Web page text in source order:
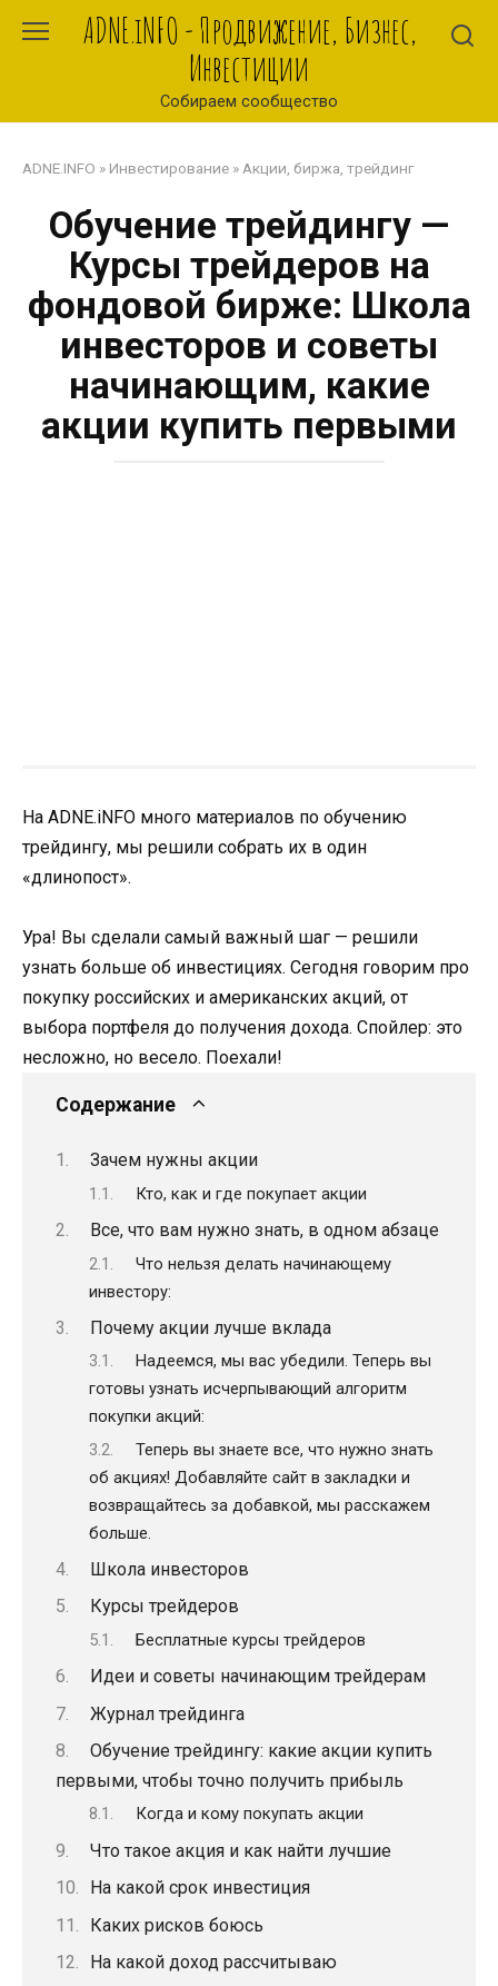
ADNE.iNFO - Продвижение, Бизнес,
Инвестиции
Собираем сообщество
ADNE.INFO » Инвестирование » Акции, биржа, трейдинг
Обучение трейдингу —
Курсы трейдеров на
фондовой бирже: Школа
инвесторов и советы
начинающим, какие
акции купить первыми
На ADNE.iNFO много материалов по обучению
трейдингу, мы решили собрать их в один
«длинопост».
Ура! Вы сделали самый важный шаг — решили
узнать больше об инвестициях. Сегодня говорим про
покупку российских и американских акций, от
выбора портфеля до получения дохода. Спойлер: это
несложно, но весело. Поехали!
Содержание
Зачем нужны акции
Кто, как и где покупает акции
Все, что вам нужно знать, в одном абзаце
Что нельзя делать начинающему
инвестору:
Почему акции лучше вклада
Надеемся, мы вас убедили. Теперь вы
готовы узнать исчерпывающий алгоритм
покупки акций:
Теперь вы знаете все, что нужно знать
об акциях! Добавляйте сайт в закладки и
возвращайтесь за добавкой, мы расскажем
больше.
Школа инвесторов
Курсы трейдеров
Бесплатные курсы трейдеров
Идеи и советы начинающим трейдерам
Журнал трейдинга
Обучение трейдингу: какие акции купить
первыми, чтобы точно получить прибыль
Когда и кому покупать акции
Что такое акция и как найти лучшие
На какой срок инвестиция
Каких рисков боюсь
На какой доход рассчитываю